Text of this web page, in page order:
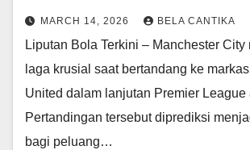
MARCH 14, 2026 BELA CANTIKA
Liputan Bola Terkini – Manchester City
laga krusial saat bertandang ke
United dalam lanjutan Premier League
Pertandingan tersebut diprediksi
bagi peluang…